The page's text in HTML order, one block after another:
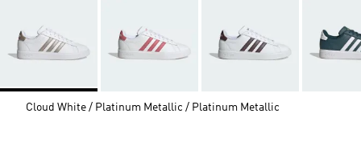
Cloud White / Platinum Metallic / Platinum Metallic